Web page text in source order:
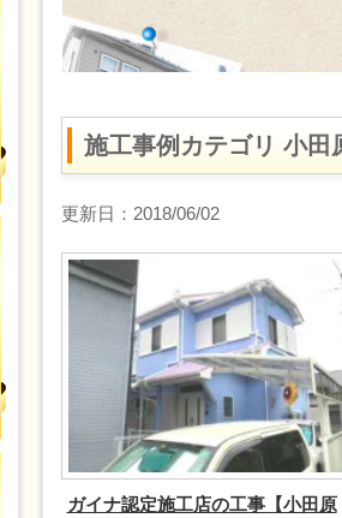
施工事例カテゴリ 小田
更新日：2018/06/02
ガイナ認定施工店の工事【小田原